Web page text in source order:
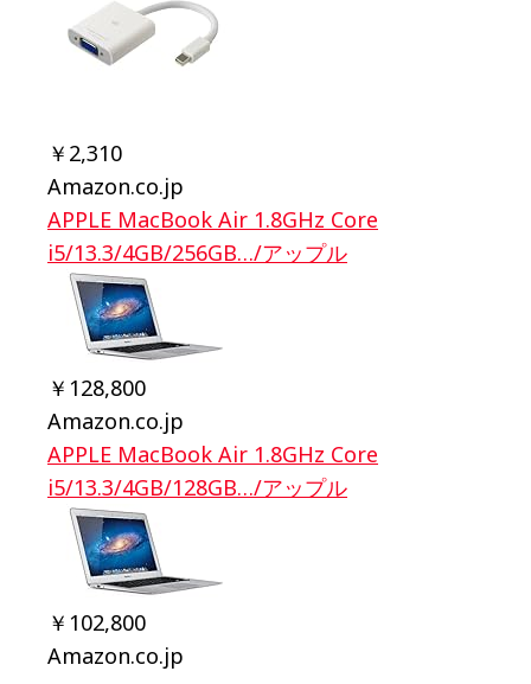
￥2,310
Amazon.co.jp
APPLE MacBook Air 1.8GHz Core
i5/13.3/4GB/256GB…/アップル
￥128,800
Amazon.co.jp
APPLE MacBook Air 1.8GHz Core
i5/13.3/4GB/128GB…/アップル
￥102,800
Amazon.co.jp